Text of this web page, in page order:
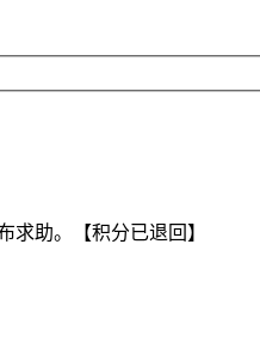
求助。【积分已退回】